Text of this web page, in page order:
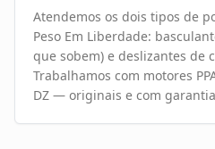
Atendemos os dois tipos de
Peso Em Liberdade:
que sobem) e deslizantes de
Trabalhamos com motores
DZ — originais e com